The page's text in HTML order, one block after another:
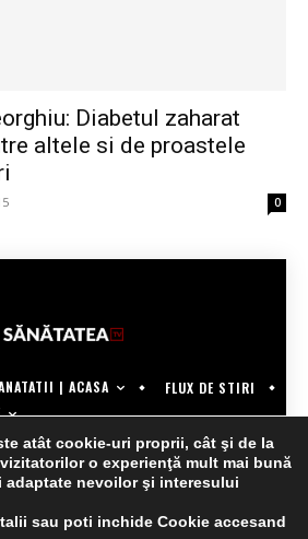
Diabetul zaharat
altele si de proastele
0
| ACASA
FLUX DE STIRI
| MADE BY WECREATE.TECH
atât cookie-uri proprii, cât şi de la
o experienţă mult mai bună
adaptate nevoilor şi interesului
sau poti inchide Cookie accesand